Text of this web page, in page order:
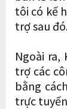
tôi có kế
trợ sau
Ngoài ra,
trợ các
bằng
trực